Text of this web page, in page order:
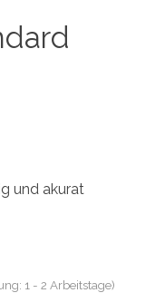
und akurat
1 - 2 Arbeitstage)